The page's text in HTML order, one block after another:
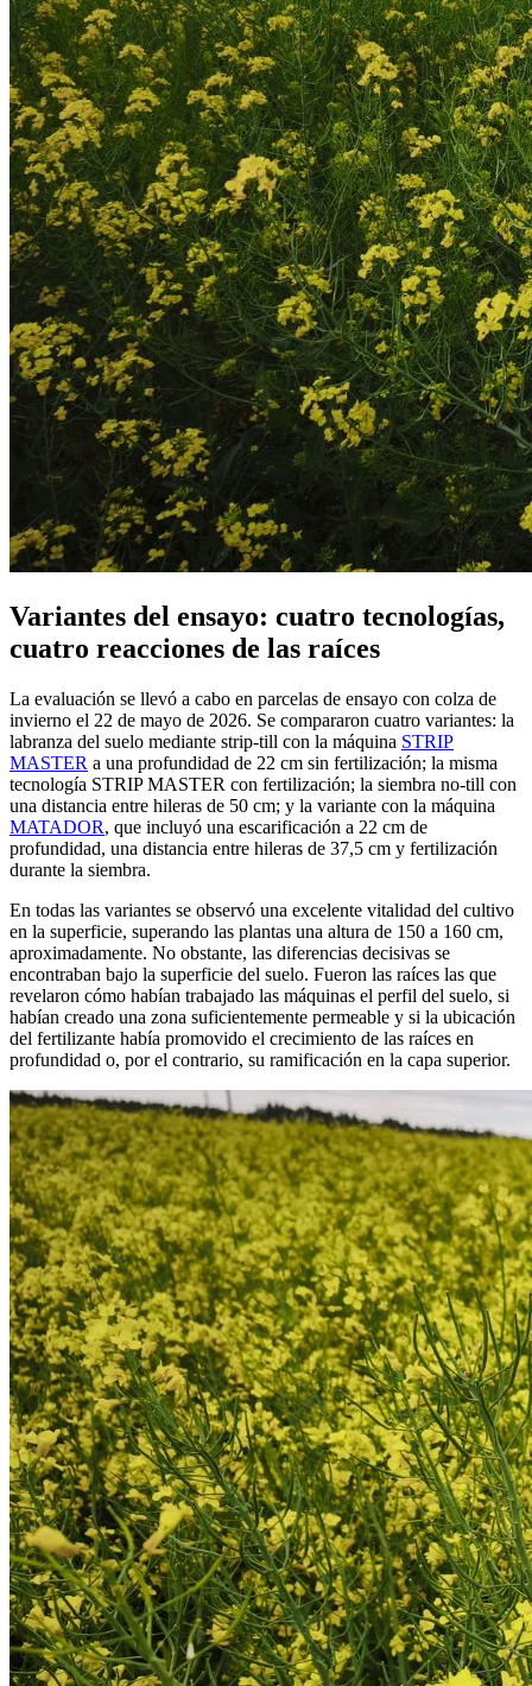
Variantes del ensayo: cuatro tecnologías,
cuatro reacciones de las raíces
La evaluación se llevó a cabo en parcelas de ensayo con colza de
invierno el 22 de mayo de 2026. Se compararon cuatro variantes: la
labranza del suelo mediante strip-till con la máquina STRIP
MASTER a una profundidad de 22 cm sin fertilización; la misma
tecnología STRIP MASTER con fertilización; la siembra no-till con
una distancia entre hileras de 50 cm; y la variante con la máquina
MATADOR, que incluyó una escarificación a 22 cm de
profundidad, una distancia entre hileras de 37,5 cm y fertilización
durante la siembra.
En todas las variantes se observó una excelente vitalidad del cultivo
en la superficie, superando las plantas una altura de 150 a 160 cm,
aproximadamente. No obstante, las diferencias decisivas se
encontraban bajo la superficie del suelo. Fueron las raíces las que
revelaron cómo habían trabajado las máquinas el perfil del suelo, si
habían creado una zona suficientemente permeable y si la ubicación
del fertilizante había promovido el crecimiento de las raíces en
profundidad o, por el contrario, su ramificación en la capa superior.